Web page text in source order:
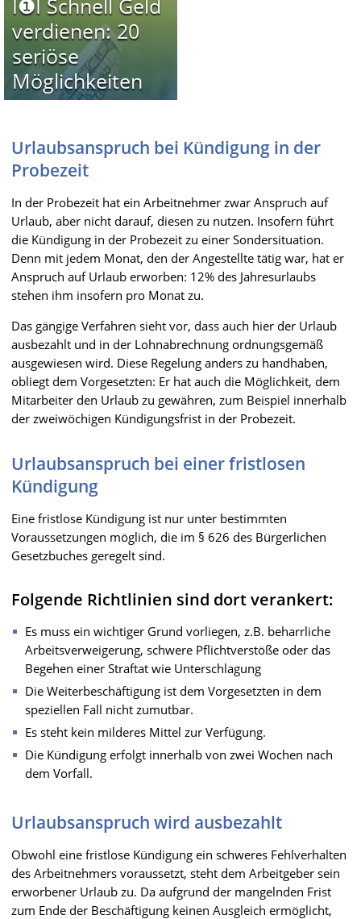
verdienen: 20
seriöse
Möglichkeiten
Urlaubsanspruch bei Kündigung in der
Probezeit
In der Probezeit hat ein Arbeitnehmer zwar Anspruch auf
Urlaub, aber nicht darauf, diesen zu nutzen. Insofern führt
die Kündigung in der Probezeit zu einer Sondersituation.
Denn mit jedem Monat, den der Angestellte tätig war, hat er
Anspruch auf Urlaub erworben: 12% des Jahresurlaubs
stehen ihm insofern pro Monat zu.
Das gängige Verfahren sieht vor, dass auch hier der Urlaub
ausbezahlt und in der Lohnabrechnung ordnungsgemäß
ausgewiesen wird. Diese Regelung anders zu handhaben,
obliegt dem Vorgesetzten: Er hat auch die Möglichkeit, dem
Mitarbeiter den Urlaub zu gewähren, zum Beispiel innerhalb
der zweiwöchigen Kündigungsfrist in der Probezeit.
Urlaubsanspruch bei einer fristlosen
Kündigung
Eine fristlose Kündigung ist nur unter bestimmten
Voraussetzungen möglich, die im § 626 des Bürgerlichen
Gesetzbuches geregelt sind.
Folgende Richtlinien sind dort verankert:
Es muss ein wichtiger Grund vorliegen, z.B. beharrliche
Arbeitsverweigerung, schwere Pflichtverstöße oder das
Begehen einer Straftat wie Unterschlagung
Die Weiterbeschäftigung ist dem Vorgesetzten in dem
speziellen Fall nicht zumutbar.
Es steht kein milderes Mittel zur Verfügung.
Die Kündigung erfolgt innerhalb von zwei Wochen nach
dem Vorfall.
Urlaubsanspruch wird ausbezahlt
Obwohl eine fristlose Kündigung ein schweres Fehlverhalten
des Arbeitnehmers voraussetzt, steht dem Arbeitgeber sein
erworbener Urlaub zu. Da aufgrund der mangelnden Frist
zum Ende der Beschäftigung keinen Ausgleich ermöglicht,